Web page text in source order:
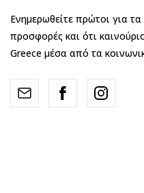
Ενημερωθείτε πρώτοι για
προσφορές και ότι
Greece μέσα από τα